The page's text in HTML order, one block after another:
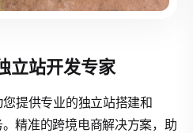
立站开发专家
提供专业的独立站搭建和
精准的跨境电商解决方案，助